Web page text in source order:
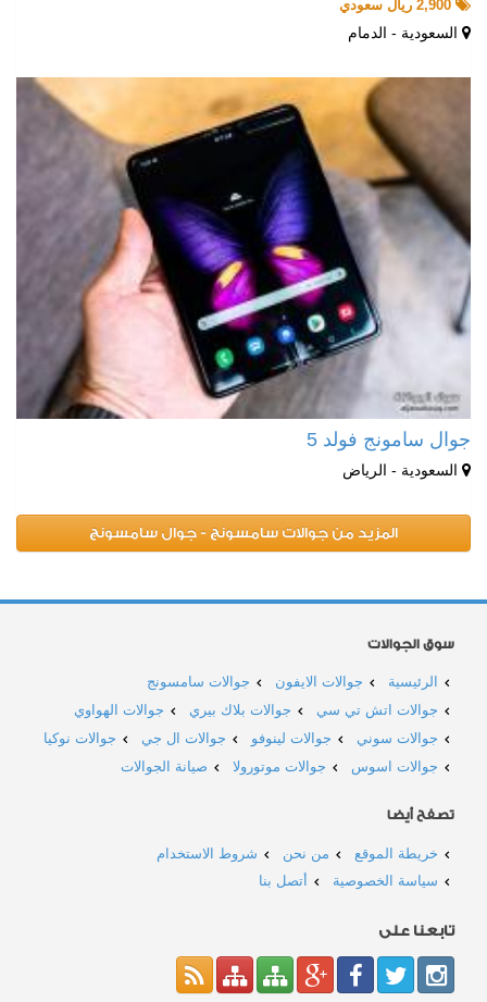
السعودية - الدمام
جوال سامونج فولد 5
السعودية - الرياض
المزيد من جوالات سامسونج - جوال سامسونج
سوق الجوالات
الرئيسية جوالات الايفون
جوالات سامسونج
جوالات اتش تي سي
جوالات بلاك بيري
جوالات الهواوي
جوالات سوني
جوالات لينوفو جوالات ال جي
جوالات نوكيا
جوالات اسوس
جوالات موتورولا صيانة الجوالات
تصفح أيضا
خريطة الموقع من نحن
شروط الاستخدام
سياسة الخصوصية
أتصل بنا
تابعنا على